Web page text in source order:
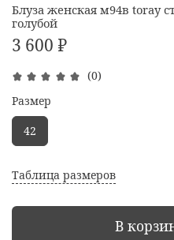
(0)
Блуза женская м94в toray
голубой
3 600 ₽
Таблица размеров
В
Размер
42